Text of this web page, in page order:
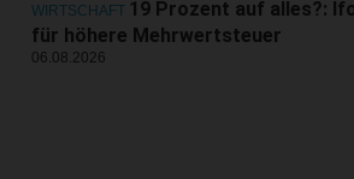
WIRTSCHAFT 19 Prozent auf alles?:
für höhere Mehrwertsteuer
06.08.2026